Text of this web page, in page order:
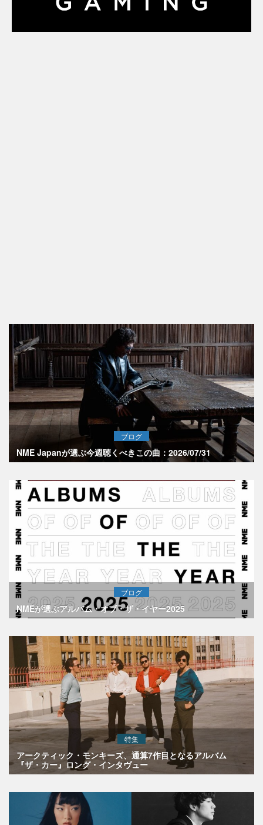
ブログ
NME Japanが選ぶ今週聴くべきこの曲：2026/07/31
ブログ
NMEが選ぶアルバム・オブ・ザ・イヤー2025
特集
アークティック・モンキーズ、通算7作目となるアルバム
『ザ・カー』ロング・インタヴュー